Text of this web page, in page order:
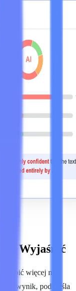
Wyjaśnić
robić więcej niż
wynik, podkreśla